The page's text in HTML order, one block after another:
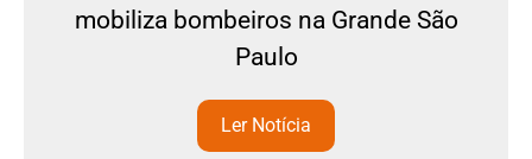
mobiliza bombeiros na Grande São
Paulo
Ler Notícia